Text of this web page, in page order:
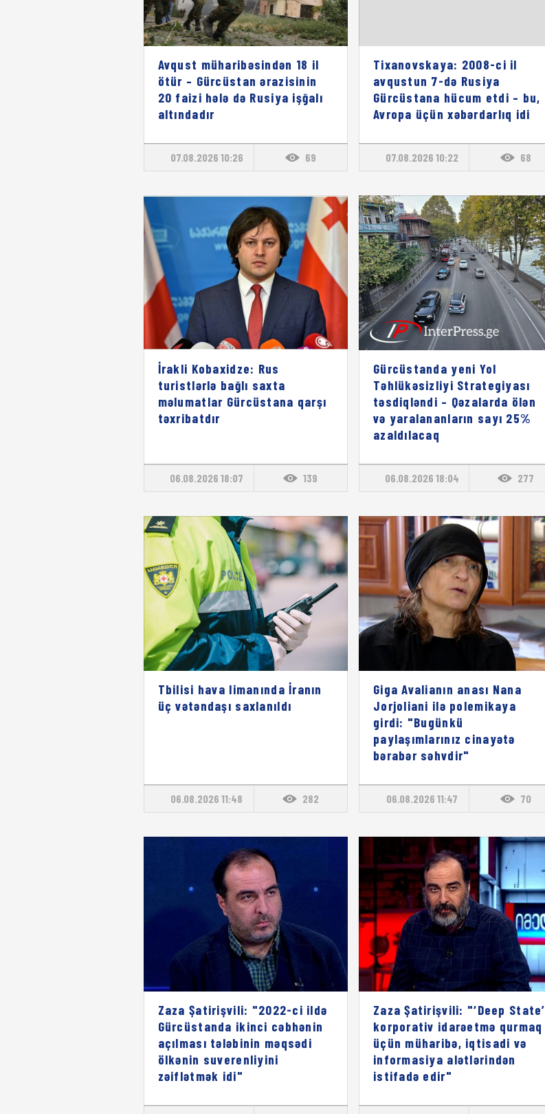
Avqust müharibəsindən 18 il
ötür – Gürcüstan ərazisinin
20 faizi hələ də Rusiya işğalı
altındadır
07.08.2026 10:26 69
Tixanovskaya: 2008-ci il
avqustun 7-də Rusiya
Gürcüstana hücum etdi – bu,
Avropa üçün xəbərdarlıq idi
07.08.2026 10:22 68
İrakli Kobaxidze: Rus
turistlərlə bağlı saxta
məlumatlar Gürcüstana qarşı
təxribatdır
06.08.2026 18:07 139
Gürcüstanda yeni Yol
Təhlükəsizliyi Strategiyası
təsdiqləndi – Qəzalarda ölən
və yaralananların sayı 25%
azaldılacaq
06.08.2026 18:04 277
Tbilisi hava limanında İranın
üç vətəndaşı saxlanıldı
06.08.2026 11:48 282
Giga Avalianın anası Nana
Jorjoliani ilə polemikaya
girdi: "Bugünkü
paylaşımlarınız cinayətə
bərabər səhvdir"
06.08.2026 11:47 70
Zaza Şatirişvili: "2022-ci ildə
Gürcüstanda ikinci cəbhənin
açılması tələbinin məqsədi
ölkənin suverenliyini
zəiflətmək idi"
Zaza Şatirişvili: "‘Deep State’
korporativ idarəetmə qurmaq
üçün müharibə, iqtisadi və
informasiya alətlərindən
istifadə edir"